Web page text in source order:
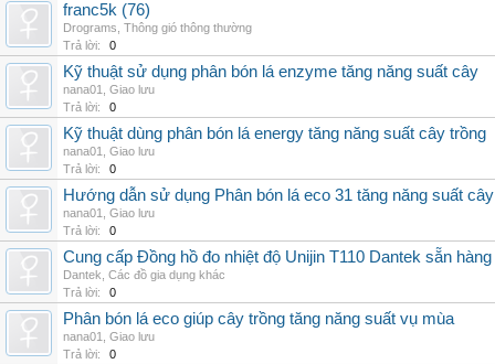
franc5k (76)
Drograms Thông gió thông thường
Trả lời:
0
Kỹ thuật sử dụng phân bón lá enzyme tăng năng suất cây
nana01
Giao lưu
Trả lời:
0
Kỹ thuật dùng phân bón lá energy tăng năng suất cây trồng
nana01
Giao lưu
Trả lời:
0
Hướng dẫn sử dụng Phân bón lá eco 31 tăng năng suất cây
nana01
Giao lưu
Trả lời:
0
Cung cấp Đồng hồ đo nhiệt độ Unijin T110 Dantek sẵn
Dantek Các đồ gia dụng khác
Trả lời:
0
Phân bón lá eco giúp cây trồng tăng năng suất vụ mùa
nana01
Giao lưu
Trả lời:
0